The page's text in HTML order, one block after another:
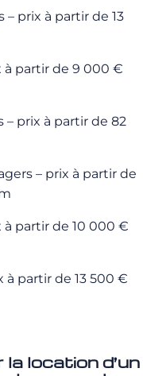
– prix à partir de 13
à partir de 9 000 €
– prix à partir de 82
– prix à partir de
à partir de 10 000 €
à partir de 13 500 €
location d’un